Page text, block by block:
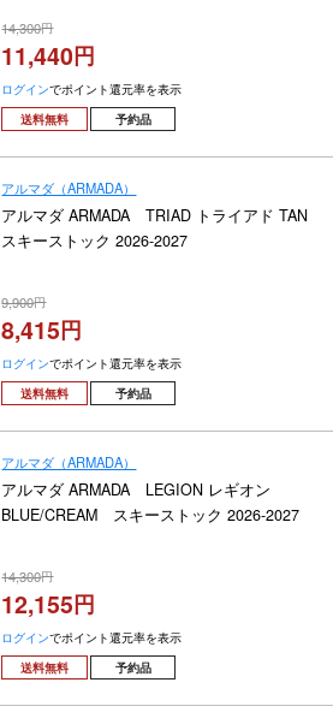
14,300
11,440
ログインでポイント還元率を表示
送料無料
予約品
アルマダ（ARMADA）
アルマダ ARMADA TRIAD トライアド TAN
スキーストック 2026-2027
9,900
8,415
ログインでポイント還元率を表示
送料無料
予約品
アルマダ（ARMADA）
アルマダ ARMADA LEGION レギオン
BLUE/CREAM スキーストック 2026-2027
14,300
12,155
ログインでポイント還元率を表示
送料無料
予約品